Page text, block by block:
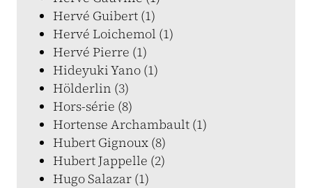
Hervé Guibert (1)
Hervé Loichemol (1)
Hervé Pierre (1)
Hideyuki Yano (1)
Hölderlin (3)
Hors-série (8)
Hortense Archambault (1)
Hubert Gignoux (8)
Hubert Jappelle (2)
Hugo Salazar (1)